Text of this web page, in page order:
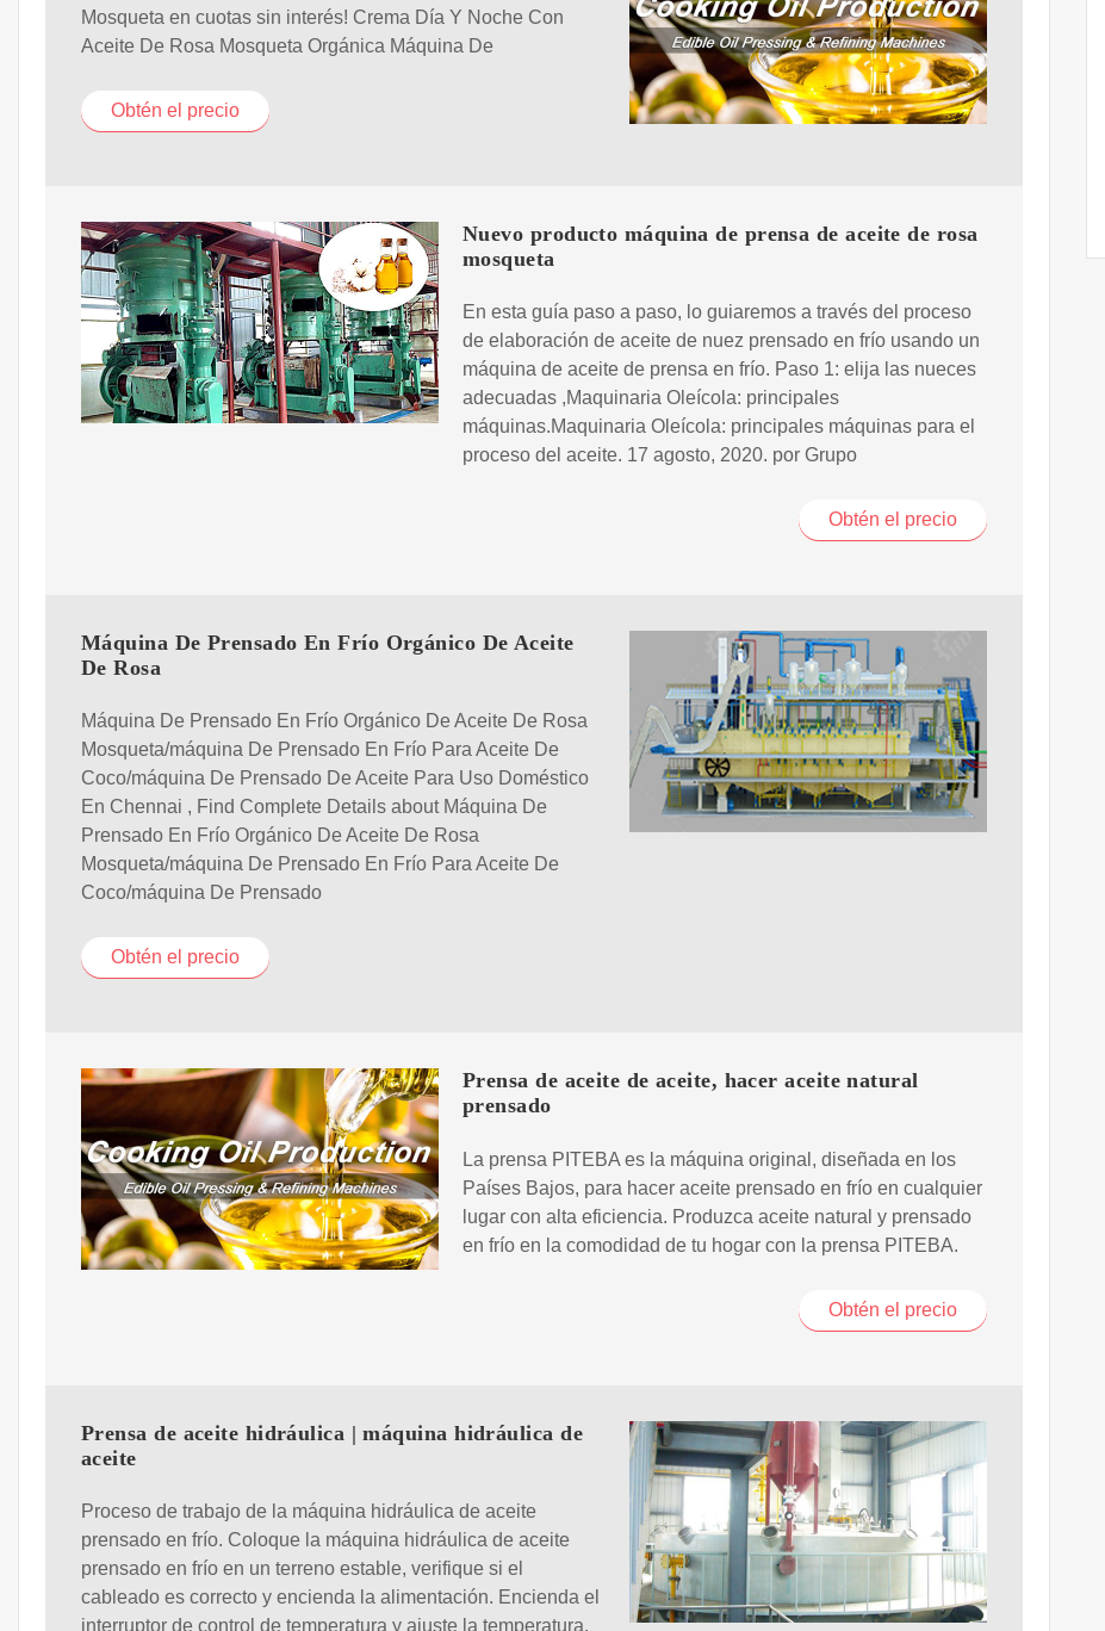
Mosqueta en cuotas sin interés! Crema Día Y Noche Con
Aceite De Rosa Mosqueta Orgánica Máquina De
Obtén el precio
Nuevo producto máquina de prensa de aceite de rosa
mosqueta
En esta guía paso a paso, lo guiaremos a través del proceso
de elaboración de aceite de nuez prensado en frío usando un
máquina de aceite de prensa en frío. Paso 1: elija las nueces
adecuadas ,Maquinaria Oleícola: principales
máquinas.Maquinaria Oleícola: principales máquinas para el
proceso del aceite. 17 agosto, 2020. por Grupo
Obtén el precio
Máquina De Prensado En Frío Orgánico De Aceite
De Rosa
Máquina De Prensado En Frío Orgánico De Aceite De Rosa
Mosqueta/máquina De Prensado En Frío Para Aceite De
Coco/máquina De Prensado De Aceite Para Uso Doméstico
En Chennai , Find Complete Details about Máquina De
Prensado En Frío Orgánico De Aceite De Rosa
Mosqueta/máquina De Prensado En Frío Para Aceite De
Coco/máquina De Prensado
Obtén el precio
Prensa de aceite de aceite, hacer aceite natural
prensado
La prensa PITEBA es la máquina original, diseñada en los
Países Bajos, para hacer aceite prensado en frío en cualquier
lugar con alta eficiencia. Produzca aceite natural y prensado
en frío en la comodidad de tu hogar con la prensa PITEBA.
Obtén el precio
Prensa de aceite hidráulica | máquina hidráulica de
aceite
Proceso de trabajo de la máquina hidráulica de aceite
prensado en frío. Coloque la máquina hidráulica de aceite
prensado en frío en un terreno estable, verifique si el
cableado es correcto y encienda la alimentación. Encienda el
interruptor de control de temperatura y ajuste la temperatura.